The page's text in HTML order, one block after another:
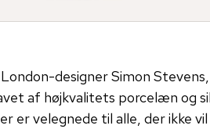
designer Simon
af højkvalitets porcelæn og
er velegnede til alle, der ikke vil